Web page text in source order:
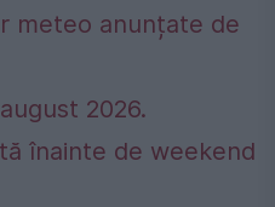
meteo anunțate de
2026.
înainte de weekend